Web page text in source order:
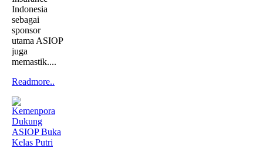
Indonesia
sebagai
sponsor
utama ASIOP
juga
memastik....
Readmore..